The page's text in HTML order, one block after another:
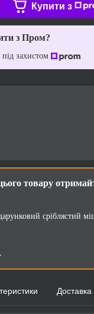
Купити з
з Пром?
захистом
товару
сріблястий
Доставка